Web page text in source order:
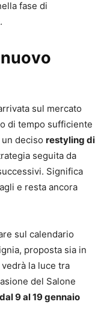
fase di
sul mercato
di tempo sufficiente
deciso restyling di
seguita da
Significa
e resta ancora
sul calendario
proposta sia in
la luce tra
del Salone
9 al 19 gennaio